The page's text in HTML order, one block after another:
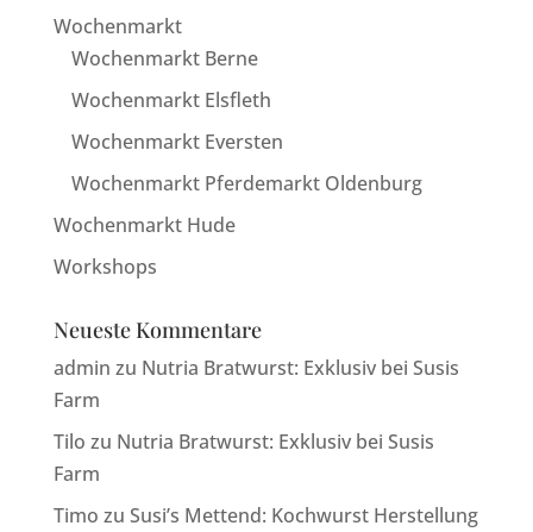
Wochenmarkt
Wochenmarkt Berne
Wochenmarkt Elsfleth
Wochenmarkt Eversten
Wochenmarkt Pferdemarkt Oldenburg
Wochenmarkt Hude
Workshops
Neueste Kommentare
admin zu Nutria Bratwurst: Exklusiv bei Susis
Farm
Tilo zu Nutria Bratwurst: Exklusiv bei Susis
Farm
Timo zu Susi’s Mettend: Kochwurst Herstellung